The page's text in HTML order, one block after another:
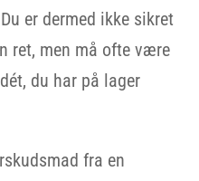
er dermed ikke sikret
ret, men må ofte være
du har på lager
fra en